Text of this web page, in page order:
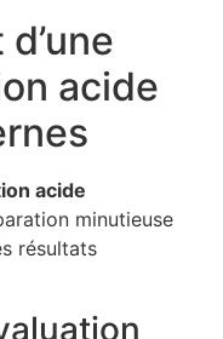
acide
acide
minutieuse
résultats